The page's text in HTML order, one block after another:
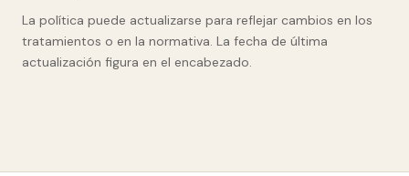
La política puede actualizarse para reflejar cambios en los
tratamientos o en la normativa. La fecha de última
actualización figura en el encabezado.